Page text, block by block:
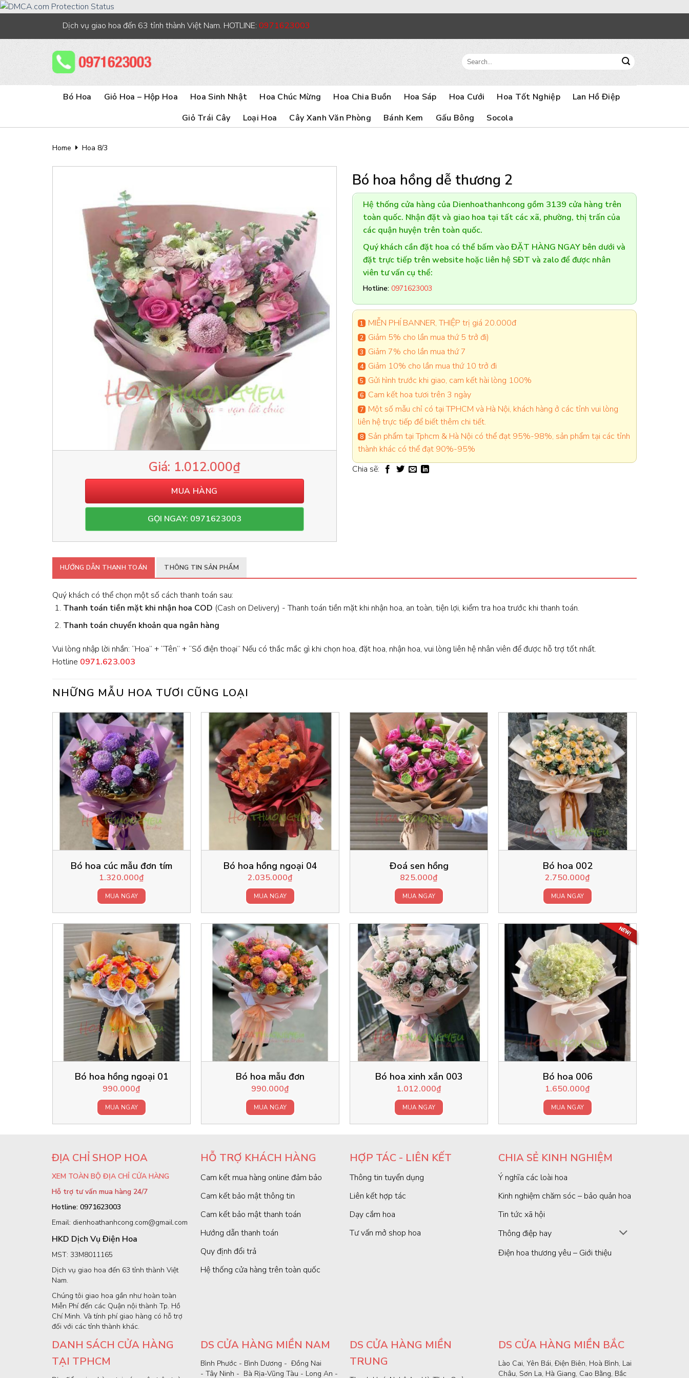
content
Dịch vụ giao hoa đến 63 tỉnh thành Việt Nam. HOTLINE: 0971623003
Search
for:
Bó Hoa Giỏ Hoa – Hộp Hoa Hoa Sinh Nhật Hoa Chúc Mừng Hoa Chia Buồn Hoa Sáp Hoa Cưới Hoa Tốt Nghiệp
Lan Hồ Điệp
Giỏ Trái Cây
Loại Hoa Cây Xanh Văn Phòng Bánh Kem Gấu Bông Socola
Home Hoa 8/3
1.012.000₫
MUA HÀNG
GỌI NGAY: 0971623003
Bó hoa hồng dễ thương 2
Hệ thống cửa hàng của Dienhoathanhcong gồm 3139 cửa hàng trên
toàn quốc. Nhận đặt và giao hoa tại tất các xã, phường, thị trấn của
các quận huyện trên toàn quốc.
Quý khách cần đặt hoa có thể bấm vào ĐẶT HÀNG NGAY bên dưới và
đặt trực tiếp trên website hoặc liên hệ SĐT và zalo để được nhân
viên tư vấn cụ thể:
Hotline: 0971623003
MIỄN PHÍ BANNER, THIỆP trị giá 20.000đ
Giảm 5% cho lần mua thứ 5 trở đi)
Giảm 7% cho lần mua thứ 7
Giảm 10% cho lần mua thứ 10 trở đi
Gửi hình trước khi giao, cam kết hài lòng 100%
Cam kết hoa tươi trên 3 ngày
Một số mẫu chỉ có tại TPHCM và Hà Nội, khách hàng ở các tỉnh vui lòng
liên hệ trực tiếp để biết thêm chi tiết.
Sản phẩm tại Tphcm & Hà Nội có thể đạt 95%-98%, sản phẩm tại các tỉnh
thành khác có thể đạt 90%-95%
Chia sẽ:
HƯỚNG DẪN THANH TOÁN THÔNG TIN SẢN PHẨM
Quý khách có thể chọn một số cách thanh toán sau:
Thanh toán tiền mặt khi nhận hoa COD (Cash on Delivery) - Thanh toán tiền mặt khi nhận hoa, an toàn, tiện lợi, kiểm tra hoa trước khi thanh toán.
Thanh toán chuyển khoản qua ngân hàng
Vui lòng nhập lời nhắn: “Hoa” + “Tên” + “Số điện thoại” Nếu có thắc mắc gì khi chọn hoa, đặt hoa, nhận hoa, vui lòng liên hệ nhân viên để được hỗ trợ tốt nhất.
Hotline 0971.623.003
NHỮNG MẪU HOA TƯƠI CŨNG LOẠI
Bó hoa cúc mẫu đơn tím
1.320.000₫
MUA NGAY
Bó hoa hồng ngoại 04
2.035.000₫
MUA NGAY
Đoá sen hồng
825.000₫
MUA NGAY
Bó hoa 002
2.750.000₫
MUA NGAY
Bó hoa hồng ngoại 01
990.000₫
MUA NGAY
Bó hoa mẫu đơn
990.000₫
MUA NGAY
Bó hoa xinh xắn 003
1.012.000₫
MUA NGAY
Bó hoa 006
1.650.000₫
MUA NGAY
ĐỊA CHỈ SHOP HOA
XEM TOÀN BỘ ĐỊA CHỈ CỬA HÀNG
Hỗ trợ tư vấn mua hàng 24/7
Hotline: 0971623003
Email: dienhoathanhcong.com@gmail.com
HKD Dịch Vụ Điện Hoa
MST: 33M8011165
Dịch vụ giao hoa đến 63 tỉnh thành Việt
Nam.
Chúng tôi giao hoa gần như hoàn toàn
Miễn Phí đến các Quận nội thành Tp. Hồ
Chí Minh. Và tính phí giao hàng có hỗ trợ
đối với các tỉnh thành khác.
HỖ TRỢ KHÁCH HÀNG
Cam kết mua hàng online đảm bảo
Cam kết bảo mật thông tin
Cam kết bảo mật thanh toán
Hướng dẫn thanh toán
Quy định đổi trả
Hệ thống cửa hàng trên toàn quốc
HỢP TÁC - LIÊN KẾT
Thông tin tuyển dụng
Liên kết hợp tác
Dạy cắm hoa
Tư vấn mở shop hoa
CHIA SẺ KINH NGHIỆM
Ý nghĩa các loài hoa
Kinh nghiệm chăm sóc – bảo quản hoa
Tin tức xã hội
Thông điệp hay
Điện hoa thương yêu – Giới thiệu
DANH SÁCH CỬA HÀNG
TẠI TPHCM
DS CỬA HÀNG MIỀN NAM
Bình Phước - Bình Dương - Đồng Nai
- Tây Ninh - Bà Rịa-Vũng Tàu - Long An -
DS CỬA HÀNG MIỀN
TRUNG
DS CỬA HÀNG MIỀN BẮC
Lào Cai, Yên Bái, Điện Biên, Hoà Bình, Lai
Châu, Sơn La, Hà Giang, Cao Bằng, Bắc